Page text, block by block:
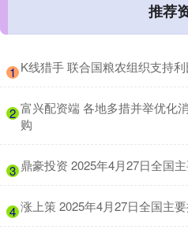
推荐
1 ​K线猎手 联合国粮农组织支持
2 富兴配资端 各地多措并举优化
购
3 鼎豪投资 2025年4月27日全国
4 涨上策 2025年4月27日全国主